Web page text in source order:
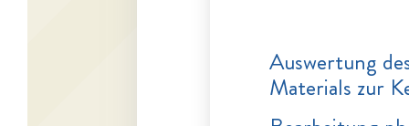
Auswertung
Materials zur